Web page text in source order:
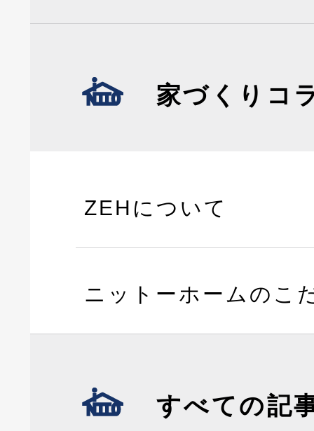
家づくりコ
ZEHについて
ニットーホームのこ
すべての記